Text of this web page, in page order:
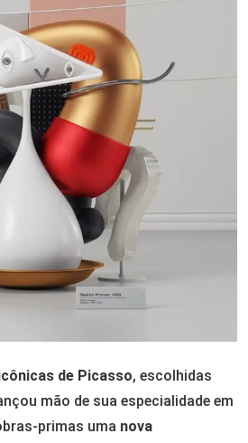
de Picasso, escolhidas
mão de sua especialidade em
primas uma nova